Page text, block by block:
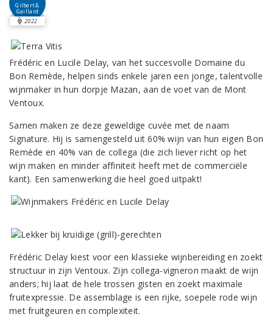
Gilbert &
Gaillard
2022
Frédéric en Lucile Delay, van het succesvolle Domaine du
Bon Remède, helpen sinds enkele jaren een jonge, talentvolle
wijnmaker in hun dorpje Mazan, aan de voet van de Mont
Ventoux.
Samen maken ze deze geweldige cuvée met de naam
Signature. Hij is samengesteld uit 60% wijn van hun eigen Bon
Remède en 40% van de collega (die zich liever richt op het
wijn maken en minder affiniteit heeft met de commerciële
kant). Een samenwerking die heel goed uitpakt!
Frédéric Delay kiest voor een klassieke wijnbereiding en zoekt
structuur in zijn Ventoux. Zijn collega-vigneron maakt de wijn
anders; hij laat de hele trossen gisten en zoekt maximale
fruitexpressie. De assemblage is een rijke, soepele rode wijn
met fruitgeuren en complexiteit.